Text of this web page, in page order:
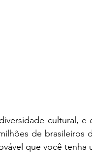
cultural, e
de brasileiros
que você tenha